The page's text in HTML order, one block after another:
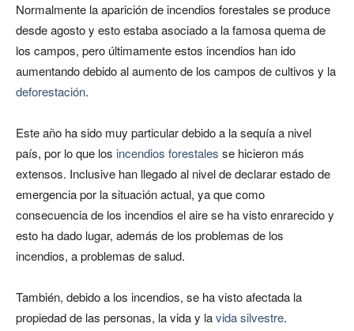
Normalmente la aparición de incendios forestales se produce
desde agosto y esto estaba asociado a la famosa quema de
los campos, pero últimamente estos incendios han ido
aumentando debido al aumento de los campos de cultivos y la
deforestación.
Este año ha sido muy particular debido a la sequía a nivel
país, por lo que los incendios forestales se hicieron más
extensos. Inclusive han llegado al nivel de declarar estado de
emergencia por la situación actual, ya que como
consecuencia de los incendios el aire se ha visto enrarecido y
esto ha dado lugar, además de los problemas de los
incendios, a problemas de salud.
También, debido a los incendios, se ha visto afectada la
propiedad de las personas, la vida y lavida silvestre.